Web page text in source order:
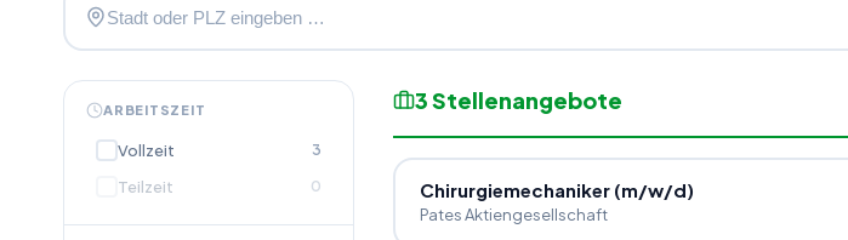
ARBEITSZEIT
Vollzeit 3
Teilzeit 0
3Stellenangebote
Chirurgiemechaniker (m/w/d)
Pates Aktiengesellschaft